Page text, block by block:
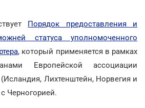
Порядок предоставления и
статуса уполномоченного
, который применяется в рамках
Европейской ассоциации
Лихтенштейн, Норвегия и
Черногорией.